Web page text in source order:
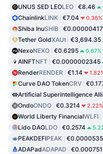
UNUS SED LEOLEO €8.46
ChainlinkLINK €7.04 0.36%
Shiba InuSHIB
Tether GoldXAUt €3,694.35
NexoNEXO €0.6295 0.67%
AINFTNFT €0.0000002345
RenderRENDER €1.14
Curve DAO TokenCRV
Artificial Superintelligence
OndoONDO €0.3214 2.22%
World Liberty FinancialWLFI
Lido DAOLDO €0.2574
PEAKDEFIPEAK
ADAPadADAPAD